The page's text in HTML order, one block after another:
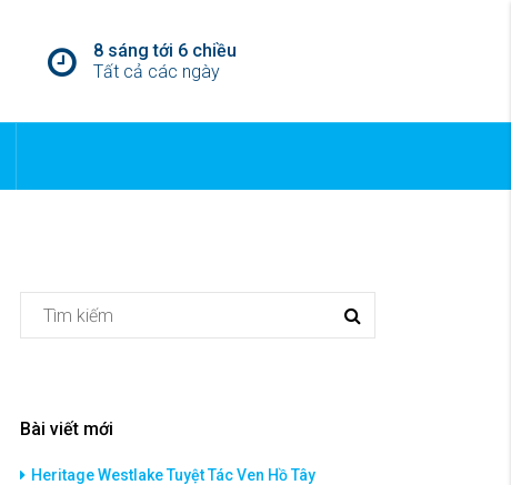
8 sáng tới 6 chiều
Tất cả các ngày
Bài viết mới
Heritage Westlake Tuyệt Tác Ven Hồ Tây